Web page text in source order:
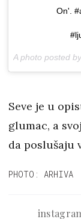
On'.
A photo posted
Seve je u
glumac, a
da poslušaju
PHOTO: ARHIVA